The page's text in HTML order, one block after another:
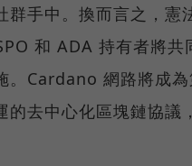
群手中。換而言之，憲
和 ADA 持有者將共
。Cardano 網路將成
的去中心化區塊鏈協議